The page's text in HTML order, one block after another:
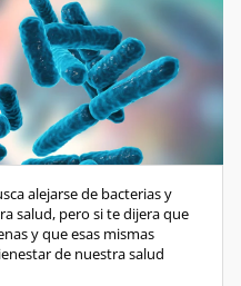
alejarse de bacterias y
salud, pero si te dijera que
y que esas mismas
de nuestra salud